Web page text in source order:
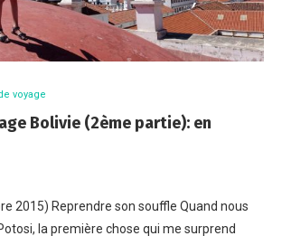
voyage
Bolivie (2ème partie): en
2015) Reprendre son souffle Quand nous
la première chose qui me surprend